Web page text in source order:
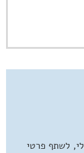
לשתף פרטי